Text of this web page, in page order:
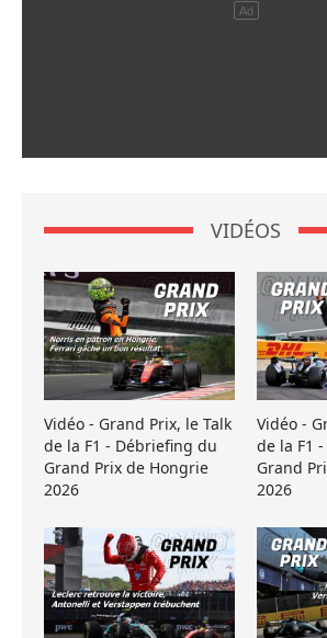
VIDÉOS
Vidéo - Grand Prix, le Talk
de la F1 - Débriefing du
Grand Prix de Hongrie
2026
Vidéo -
de la F1
Grand
2026